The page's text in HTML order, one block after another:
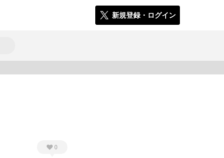
新規登録・ログイン
0